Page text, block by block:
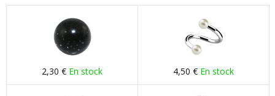
2,30 € En stock 4,50 € En stock